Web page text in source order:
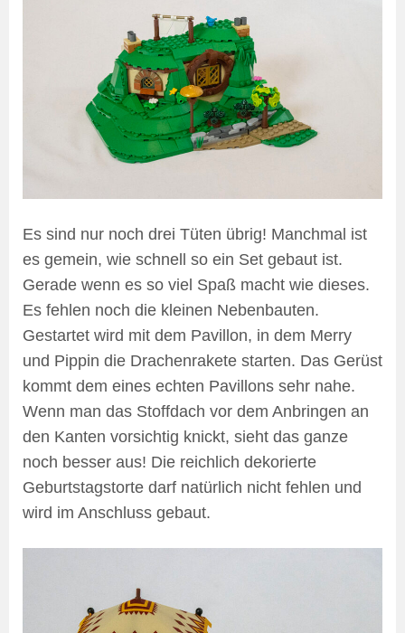
Es sind nur noch drei Tüten übrig! Manchmal ist
es gemein, wie schnell so ein Set gebaut ist.
Gerade wenn es so viel Spaß macht wie dieses.
Es fehlen noch die kleinen Nebenbauten.
Gestartet wird mit dem Pavillon, in dem Merry
und Pippin die Drachenrakete starten. Das Gerüst
kommt dem eines echten Pavillons sehr nahe.
Wenn man das Stoffdach vor dem Anbringen an
den Kanten vorsichtig knickt, sieht das ganze
noch besser aus! Die reichlich dekorierte
Geburtstagstorte darf natürlich nicht fehlen und
wird im Anschluss gebaut.